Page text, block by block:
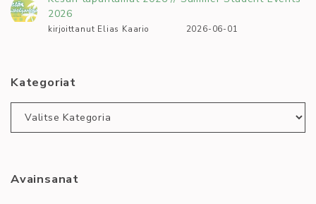
2026
kirjoittanut Elias Kaario 2026-06-01
Kategoriat
Kategoriat
Avainsanat